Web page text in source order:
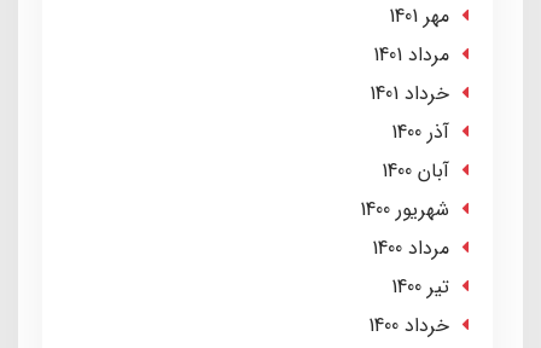
مهر 1401
مرداد 1401
خرداد 1401
آذر 1400
آبان 1400
شهریور 1400
مرداد 1400
تير 1400
خرداد 1400